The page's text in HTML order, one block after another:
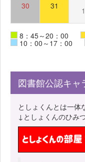
30 31 1
8：45～20：00
10：00～17：00
図書館公認キャ
としょくんとは一
↓としょくんのひみ